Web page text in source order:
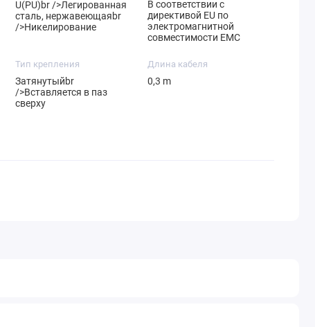
U(PU)br />Легированная
сталь, нержавеющаяbr
/>Никелирование
В соответствии с
директивой EU по
электромагнитной
совместимости EMC
Тип крепления
Затянутыйbr
/>Вставляется в паз
сверху
Длина кабеля
0,3 m